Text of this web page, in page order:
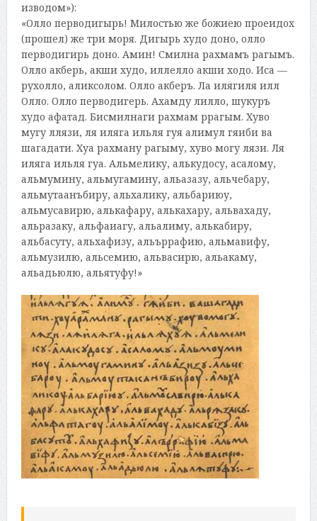
изводом»):
«Олло перводигырь! Милостью же божиею проеидох
(прошел) же три моря. Дигырь худо доно, олло
перводигирь доно. Амин! Смилна рахмамъ рагымъ.
Олло акберь, акши худо, иллелло акши ходо. Иса —
рухолло, аликсолом. Олло акберъ. Ла илягиля илл
Олло. Олло перводигерь. Ахамду лилло, шукуръ
худо афатад. Бисмилнаги рахмам ррагым. Хуво
мугу ллязи, ля иляга ильля гуя алимул гяиби ва
шагадати. Хуа рахману рагыму, хуво могу лязи. Ля
иляга ильля гуа. Альмелику, алькудосу, асалому,
альмумину, альмугамину, альазазу, альчебару,
альмутаанъбиру, альхалику, альбариюу,
альмусавирю, алькафару, алькахару, альвахаду,
альразаку, альфаиагу, альалиму, алькабиру,
альбасуту, альхафизу, альъррафию, альмавифу,
альмузилю, альсемию, альвасирю, альакаму,
альадьюлю, альятуфу!»